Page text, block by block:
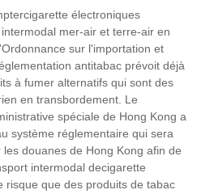
cigarette électroniques
mer-air et terre-air en
sur l'importation et
antitabac prévoit déjà
à fumer alternatifs qui sont des
en transbordement. Le
spéciale de Hong Kong a
système réglementaire qui sera
douanes de Hong Kong afin de
intermodal decigarette
risque que des produits de tabac